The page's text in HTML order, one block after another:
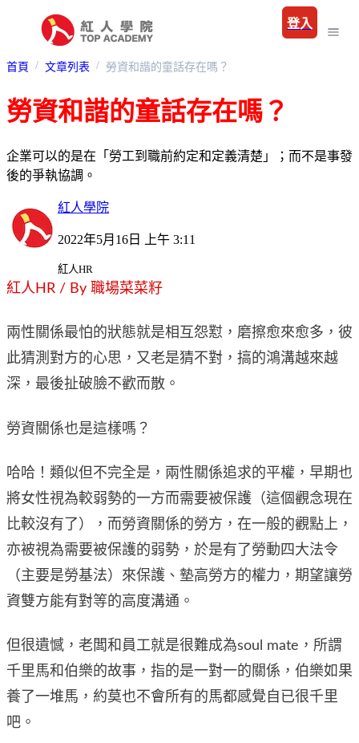
登入
首頁 文章列表 勞資和諧的童話存在嗎？
勞資和諧的童話存在嗎？
企業可以的是在「勞工到職前約定和定義清楚」；而不是事發
後的爭執協調。
紅人學院
2022年5月16日 上午 3:11
紅人HR
紅人HR / By 職場菜菜籽
兩性關係最怕的狀態就是相互怨懟，磨擦愈來愈多，彼
此猜測對方的心思，又老是猜不對，搞的鴻溝越來越
深，最後扯破臉不歡而散。
勞資關係也是這樣嗎？
哈哈！類似但不完全是，兩性關係追求的平權，早期也
將女性視為較弱勢的一方而需要被保護（這個觀念現在
比較沒有了），而勞資關係的勞方，在一般的觀點上，
亦被視為需要被保護的弱勢，於是有了勞動四大法令
（主要是勞基法）來保護、墊高勞方的權力，期望讓勞
資雙方能有對等的高度溝通。
但很遺憾，老闆和員工就是很難成為soul mate，所謂
千里馬和伯樂的故事，指的是一對一的關係，伯樂如果
養了一堆馬，約莫也不會所有的馬都感覺自已很千里
吧。